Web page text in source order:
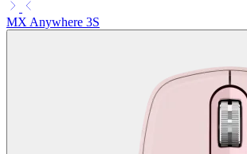
MX Anywhere 3S